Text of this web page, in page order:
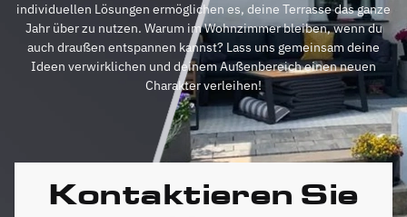
individuellen Lösungen ermöglichen es, deine Terrasse das ganze
Jahr über zu nutzen. Warum im Wohnzimmer bleiben, wenn du
auch draußen entspannen kannst? Lass uns gemeinsam deine
Ideen verwirklichen und deinem Außenbereich einen neuen
Charakter verleihen!
Kontaktieren Sie